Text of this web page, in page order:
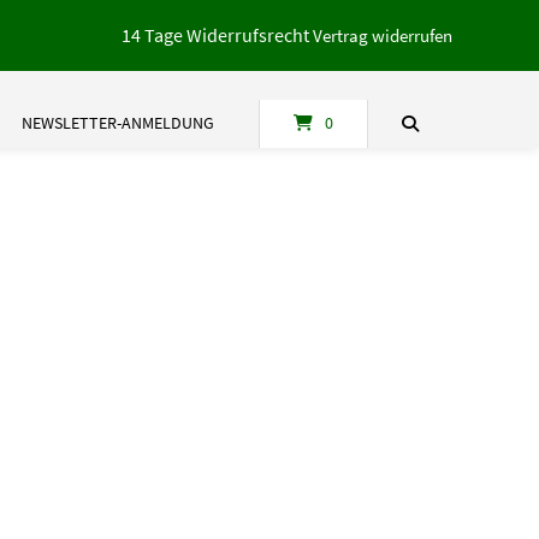
14 Tage WiderrufsrechtVertrag widerrufen
NEWSLETTER-ANMELDUNG 0